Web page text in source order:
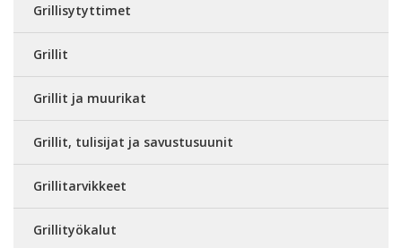
Grillisytyttimet
Grillit
Grillit ja muurikat
Grillit, tulisijat ja savustusuunit
Grillitarvikkeet
Grillityökalut